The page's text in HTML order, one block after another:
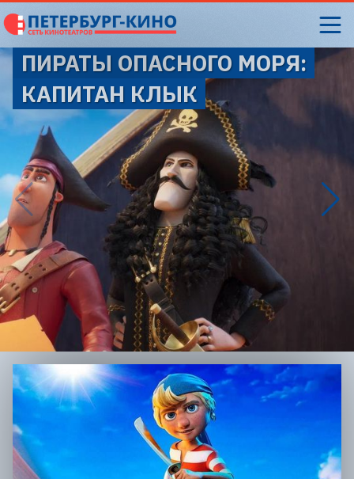
ПИРАТЫ ОПАСНОГО МОРЯ:
КАПИТАН КЛЫК